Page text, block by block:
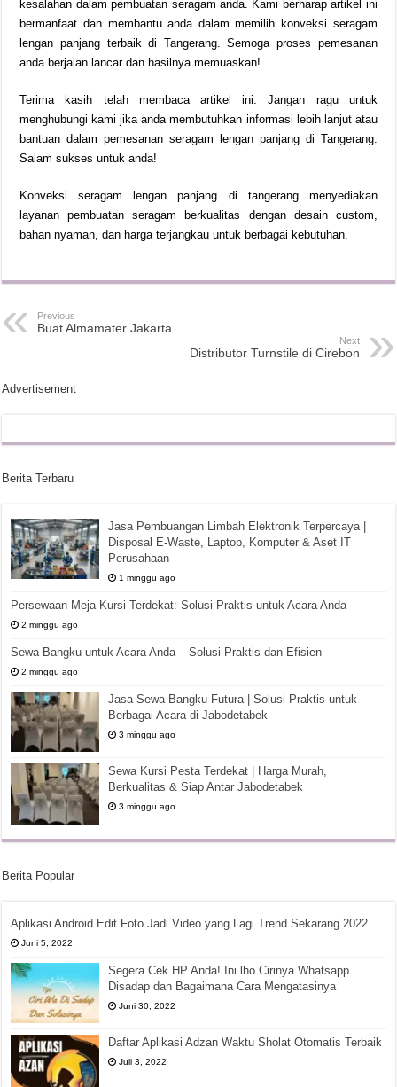
kesalahan dalam pembuatan seragam anda. Kami berharap artikel ini
bermanfaat dan membantu anda dalam memilih konveksi seragam
lengan panjang terbaik di Tangerang. Semoga proses pemesanan
anda berjalan lancar dan hasilnya memuaskan!
Terima kasih telah membaca artikel ini. Jangan ragu untuk
menghubungi kami jika anda membutuhkan informasi lebih lanjut atau
bantuan dalam pemesanan seragam lengan panjang di Tangerang.
Salam sukses untuk anda!
Konveksi seragam lengan panjang di tangerang menyediakan
layanan pembuatan seragam berkualitas dengan desain custom,
bahan nyaman, dan harga terjangkau untuk berbagai kebutuhan.
Previous
Buat Almamater Jakarta
Next
Distributor Turnstile di Cirebon
Advertisement
Berita Terbaru
Jasa Pembuangan Limbah Elektronik Terpercaya |
Disposal E-Waste, Laptop, Komputer & Aset IT
Perusahaan
1 minggu ago
Persewaan Meja Kursi Terdekat: Solusi Praktis untuk Acara Anda
2 minggu ago
Sewa Bangku untuk Acara Anda – Solusi Praktis dan Efisien
2 minggu ago
Jasa Sewa Bangku Futura | Solusi Praktis untuk
Berbagai Acara di Jabodetabek
3 minggu ago
Sewa Kursi Pesta Terdekat | Harga Murah,
Berkualitas & Siap Antar Jabodetabek
3 minggu ago
Berita Popular
Aplikasi Android Edit Foto Jadi Video yang Lagi Trend Sekarang 2022
Juni 5, 2022
Segera Cek HP Anda! Ini lho Cirinya Whatsapp
Disadap dan Bagaimana Cara Mengatasinya
Juni 30, 2022
Daftar Aplikasi Adzan Waktu Sholat Otomatis Terbaik
Juli 3, 2022